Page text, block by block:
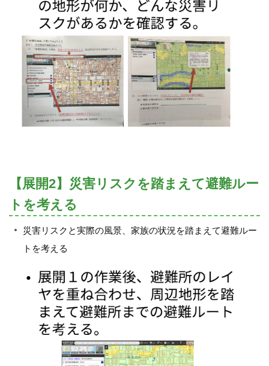
【展開2】災害リスクを踏まえて避難ルー
トを考える
災害リスクと実際の風景、家族の状況を踏まえて避難ルー
トを考える